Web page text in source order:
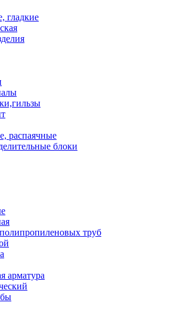
гладкие
распаячные
блоки
труб
арматура